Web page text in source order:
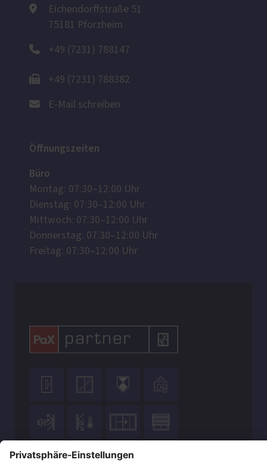
Eichendorffstraße 51
75181 Pforzheim
+49 (7231) 788147
+49 (7231) 788382
E-Mail schreiben
Öffnungszeiten
Büro
Montag: 07:30–12:00 Uhr
Dienstag: 07:30–12:00 Uhr
Mittwoch: 07:30–12:00 Uhr
Donnerstag: 07:30–12:00 Uhr
Freitag: 07:30–12:00 Uhr
  
   
 